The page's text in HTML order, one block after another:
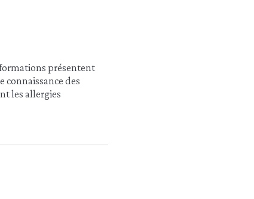
présentent
connaissance des
les allergies